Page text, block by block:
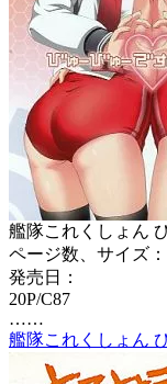
艦隊これくしょん
ページ数、サイズ：
発売日：
20P/C87
……
艦隊これくしょん